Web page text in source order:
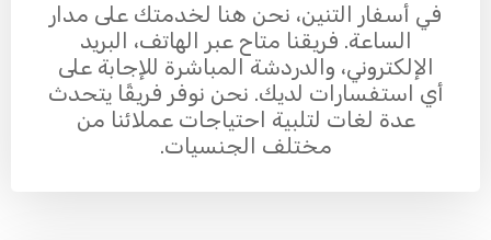
في أسفار التنين، نحن هنا لخدمتك على مدار
الساعة. فريقنا متاح عبر الهاتف، البريد
الإلكتروني، والدردشة المباشرة للإجابة على
أي استفسارات لديك. نحن نوفر فريقًا يتحدث
عدة لغات لتلبية احتياجات عملائنا من
مختلف الجنسيات.